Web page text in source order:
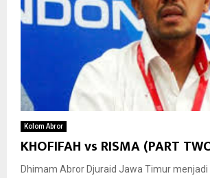
Kolom Abror
KHOFIFAH vs RISMA (PART
Dhimam Abror Djuraid Jawa Timur